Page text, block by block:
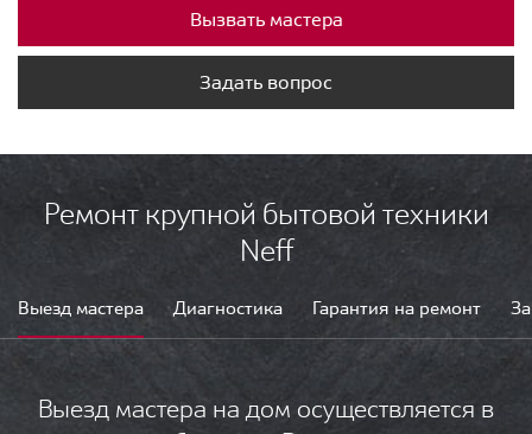
Вызвать мастера
Задать вопрос
Ремонт крупной бытовой техники
Neff
Выезд мастера Диагностика Гарантия на ремонт
Выезд мастера на дом осуществляется в